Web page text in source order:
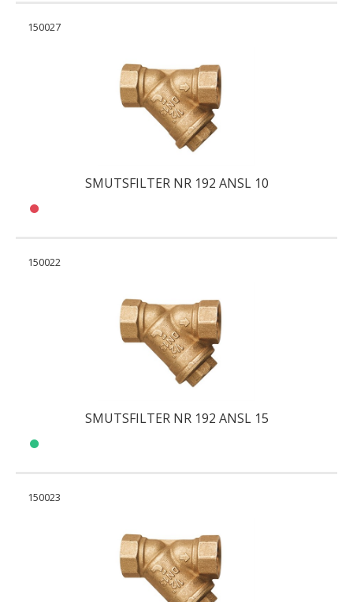
150027
SMUTSFILTER NR 192 ANSL 10
150022
SMUTSFILTER NR 192 ANSL 15
150023